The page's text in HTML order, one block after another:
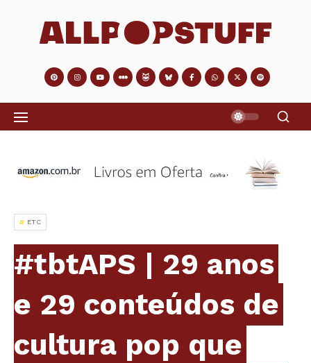
ETC
#tbtAPS | 29 anos
e 29 conteúdos de
cultura pop que